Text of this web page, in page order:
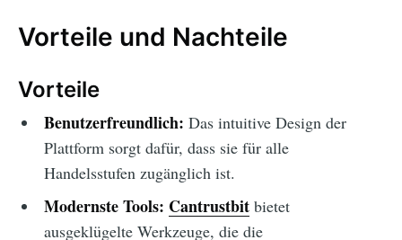
Vorteile und Nachteile
Vorteile
Benutzerfreundlich: Das intuitive Design der
Plattform sorgt dafür, dass sie für alle
Handelsstufen zugänglich ist.
Modernste Tools: Cantrustbitbietet
ausgeklügelte Werkzeuge, die die